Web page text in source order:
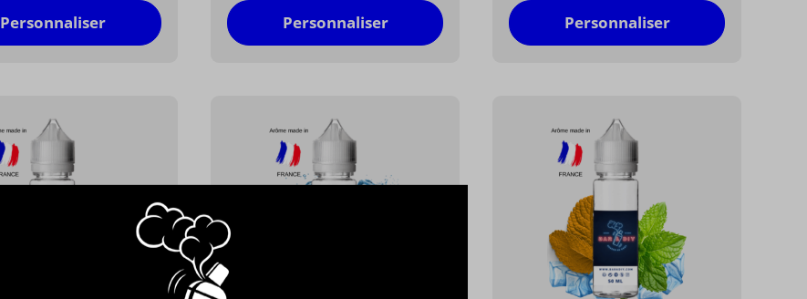
Personnaliser Personnaliser Personnaliser